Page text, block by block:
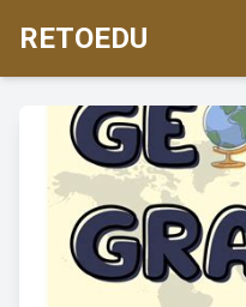
RETOEDU